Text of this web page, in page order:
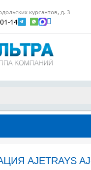
курсантов, д. 3
14
AJETRAYS